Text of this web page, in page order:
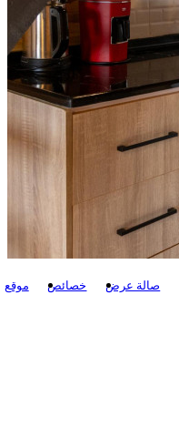
صالة عرض خصائص موقع